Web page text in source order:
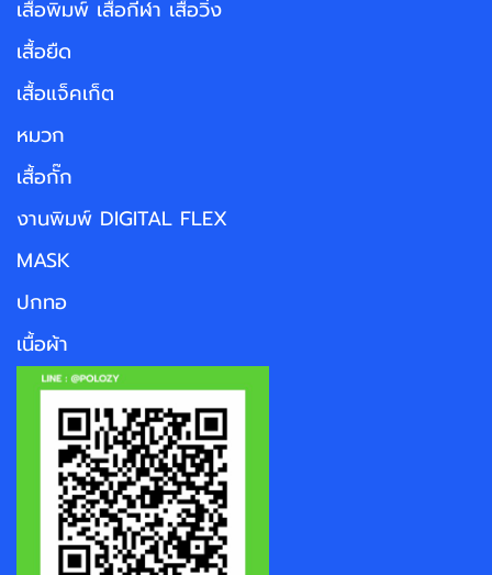
เสื้อพิมพ์ เสื้อกีฬา เสื้อวิ่ง
เสื้อยืด
เสื้อแจ็คเก็ต
หมวก
เสื้อกั๊ก
งานพิมพ์ DIGITAL FLEX
MASK
ปกทอ
เนื้อผ้า